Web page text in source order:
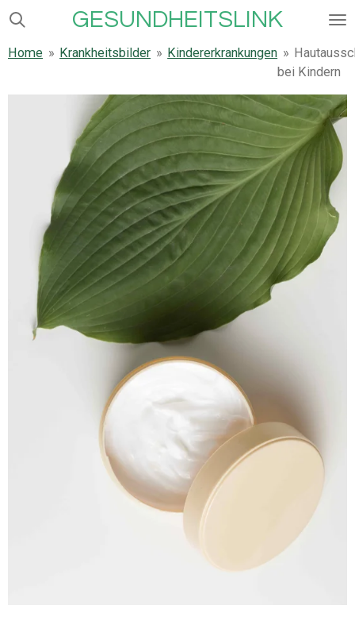
Zum
springen
GESUNDHEITSLINK
Home » Krankheitsbilder » Kindererkrankungen »
bei Kindern